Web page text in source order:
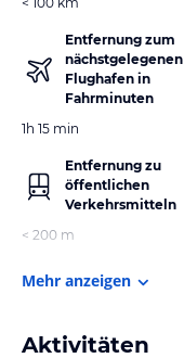
Entfernung zum
nächstgelegenen
Flughafen in
Fahrminuten
1h 15 min
Entfernung zu
öffentlichen
Verkehrsmitteln
< 200 m
Mehr anzeigen
Aktivitäten